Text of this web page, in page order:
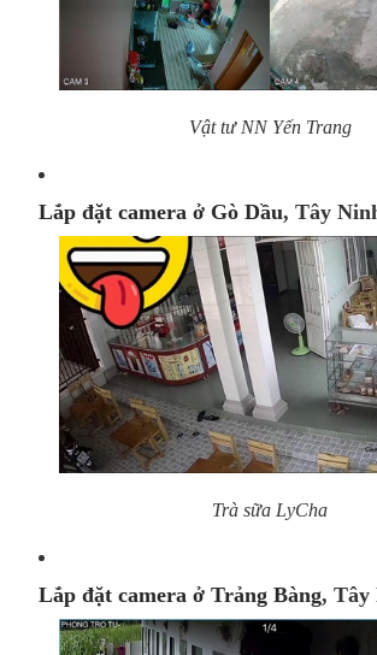
Vật tư NN Yến Trang
Lắp đặt camera ở Gò Dầu, Tây
Trà sữa LyCha
Lắp đặt camera ở Trảng Bàng, Tây